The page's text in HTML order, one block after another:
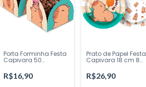
Porta Forminha Festa
Capivara 50
Festas – Inspire Sua
Festa Loja
R$16,90
Prato de Papel Festa
Capivara 18 cm 8
Festas – Inspire Sua
Festa Loja
R$26,90